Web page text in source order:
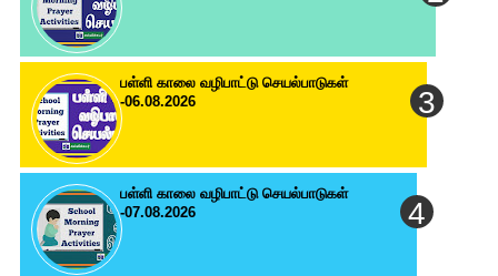
பள்ளி காலை வழிபாட்டு செயல்பாடுகள்
-06.08.2026
பள்ளி காலை வழிபாட்டு செயல்பாடுகள்
-07.08.2026